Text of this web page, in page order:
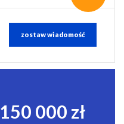
zostaw wiadomość
150 000 zł